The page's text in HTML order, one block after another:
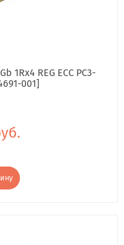
1Rx4 REG ECC PC3-
001]